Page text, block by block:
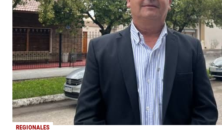
REGIONALES